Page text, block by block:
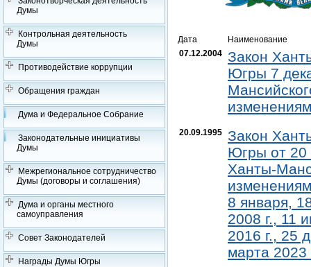
Думы
Контрольная деятельность
Думы
Противодействие коррупции
Обращения граждан
Дума и Федеральное Собрание
Законодательные инициативы
Думы
Межрегиональное сотрудничество
Думы (договоры и соглашения)
Дума и органы местного
самоуправления
Совет Законодателей
Награды Думы Югры
Дата
Наименование
07.12.2004
Закон
Югры 7
20.09.1995
Закон
Югры от 20
Ханты-
8 января,
2008 г., 11
2016 г., 25
марта 2023